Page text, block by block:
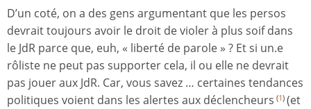
D’un coté, on a des gens argumentant que les persos
devrait toujours avoir le droit de violer à plus soif dans
le JdR parce que, euh, « liberté de parole » ? Et si un.e
rôliste ne peut pas supporter cela, il ou elle ne devrait
pas jouer aux JdR. Car, vous savez … certaines tendances
politiques voient dans les alertes aux déclencheurs (1) (et